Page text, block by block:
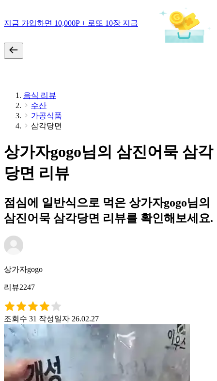
지금 가입하면 10,000P + 로또 10장 지급
음식 리뷰
수산
가공식품
삼각당면
상가자gogo님의 삼진어묵 삼각
당면 리뷰
점심에 일반식으로 먹은 상가자gogo님의
삼진어묵 삼각당면 리뷰를 확인해보세요.
상가자gogo
리뷰2247
조회수 31 작성일자 26.02.27